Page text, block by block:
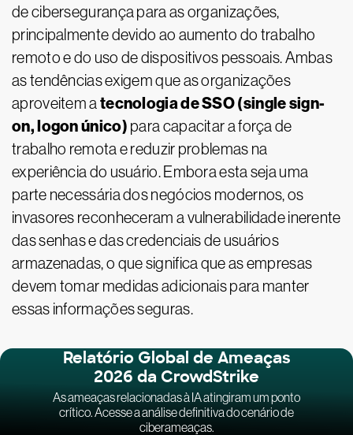
de cibersegurança para as organizações,
principalmente devido ao aumento do trabalho
remoto e do uso de dispositivos pessoais. Ambas
as tendências exigem que as organizações
aproveitem a tecnologia de SSO (single sign-
on, logon único) para capacitar a força de
trabalho remota e reduzir problemas na
experiência do usuário. Embora esta seja uma
parte necessária dos negócios modernos, os
invasores reconheceram a vulnerabilidade inerente
das senhas e das credenciais de usuários
armazenadas, o que significa que as empresas
devem tomar medidas adicionais para manter
essas informações seguras.
Relatório Global de Ameaças
2026 da CrowdStrike
As ameaças relacionadas à IA atingiram um ponto
crítico. Acesse a análise definitiva do cenário de
ciberameaças.